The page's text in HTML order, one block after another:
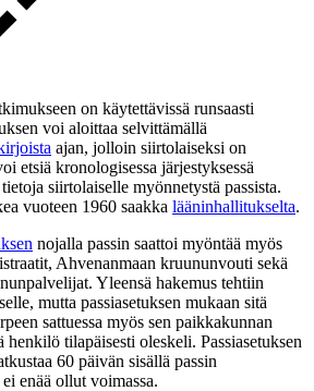
on käytettävissä runsaasti
voi aloittaa selvittämällä
ajan, jolloin siirtolaiseksi on
etsiä kronologisessa järjestyksessä
siirtolaiselle myönnetystä passista.
vuoteen 1960 saakka lääninhallitukselta.
nojalla passin saattoi myöntää myös
Ahvenanmaan kruununvouti sekä
Yleensä hakemus tehtiin
mutta passiasetuksen mukaan sitä
sattuessa myös sen paikkakunnan
henkilö tilapäisesti oleskeli. Passiasetuksen
60 päivän sisällä passin
enää ollut voimassa.